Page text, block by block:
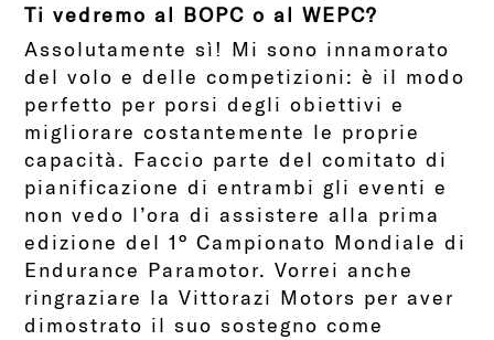
Ti vedremo al BOPC o al WEPC?
Assolutamente sì! Mi sono innamorato
del volo e delle competizioni: è il modo
perfetto per porsi degli obiettivi e
migliorare costantemente le proprie
capacità. Faccio parte del comitato di
pianificazione di entrambi gli eventi e
non vedo l’ora di assistere alla prima
edizione del 1° Campionato Mondiale di
Endurance Paramotor. Vorrei anche
ringraziare la Vittorazi Motors per aver
dimostrato il suo sostegno come